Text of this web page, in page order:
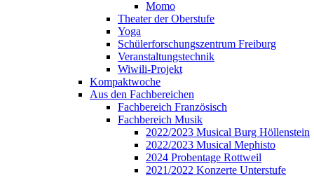
Momo
Theater der Oberstufe
Yoga
Schülerforschungszentrum Freiburg
Veranstaltungstechnik
Wiwili-Projekt
Kompaktwoche
Aus den Fachbereichen
Fachbereich Französisch
Fachbereich Musik
2022/2023 Musical Burg Höllenstein
2022/2023 Musical Mephisto
2024 Probentage Rottweil
2021/2022 Konzerte Unterstufe